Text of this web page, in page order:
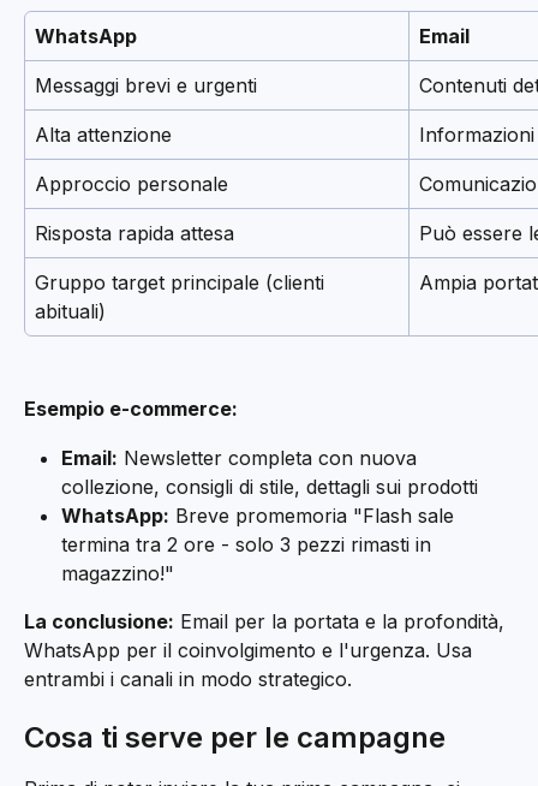
WhatsApp Email
Messaggi brevi e urgenti Contenuti
Alta attenzione
Approccio personale
Risposta rapida attesa Può essere
Gruppo target principale (clienti
abituali)
Ampia
Esempio e-commerce:
Email: Newsletter completa con nuova
collezione, consigli di stile, dettagli sui prodotti
WhatsApp: Breve promemoria "Flash sale
termina tra 2 ore - solo 3 pezzi rimasti in
magazzino!"
La conclusione: Email per la portata e la profondità,
WhatsApp per il coinvolgimento e l'urgenza. Usa
entrambi i canali in modo strategico.
Cosa ti serve per le campagne